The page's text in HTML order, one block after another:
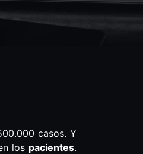
casos. Y
los pacientes.